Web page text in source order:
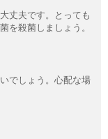
丈夫です。とっても
を殺菌しましょう。
でしょう。心配な場